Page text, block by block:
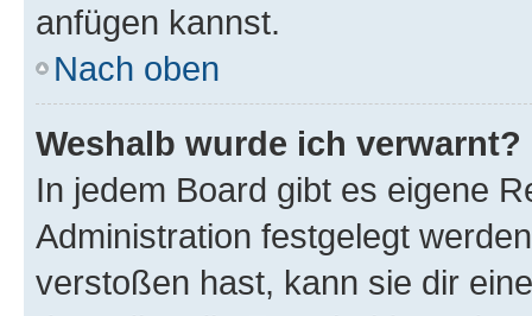
anfügen kannst.
Nach oben
Weshalb wurde ich verwarnt?
In jedem Board gibt es eigene
Administration festgelegt
verstoßen hast, kann sie dir